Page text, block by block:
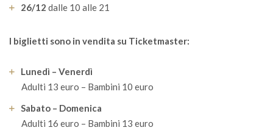
26/12 dalle 10 alle 21
I biglietti sono in vendita su Ticketmaster:
Lunedì – Venerdì
Adulti 13 euro – Bambini 10 euro
Sabato – Domenica
Adulti 16 euro – Bambini 13 euro